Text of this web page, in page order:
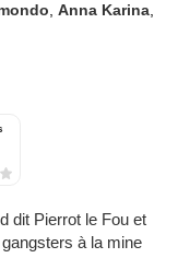
,Anna Karina,
dit Pierrot le Fou et
à la mine